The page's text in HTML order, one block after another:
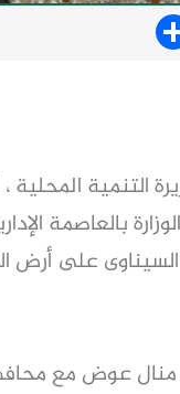
التنمية المحلية
بالعاصمة
على أرض
منال عوض مع